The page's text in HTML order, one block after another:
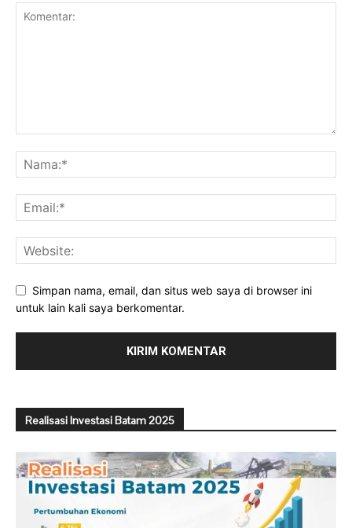
Simpan nama, email, dan situs web saya di browser ini
untuk lain kali saya berkomentar.
Realisasi Investasi Batam 2025